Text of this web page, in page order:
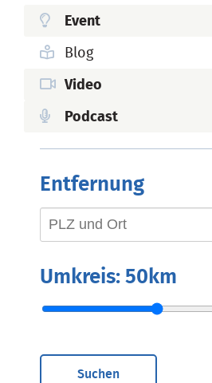
Event
Blog
Video
Podcast
Entfernung
Umkreis: 50km
Suchen